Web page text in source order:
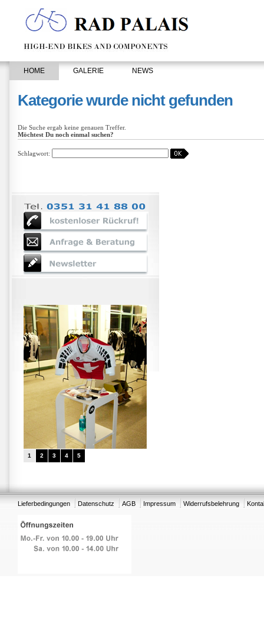
HOME GALERIE NEWS
Kategorie wurde nicht gefunden
Die Suche ergab keine genauen Treffer.
Möchtest Du noch einmal suchen?
Schlagwort:
1 2 3 4 5
Lieferbedingungen Datenschutz AGB Impressum Widerrufsbelehrung